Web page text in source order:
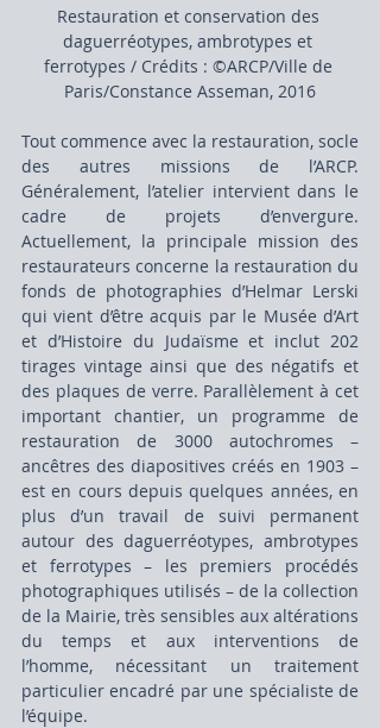
Restauration et conservation des
daguerréotypes, ambrotypes et
ferrotypes / Crédits : ©ARCP/Ville de
Paris/Constance Asseman, 2016
Tout commence avec la restauration, socle
des autres missions de l’ARCP.
Généralement, l’atelier intervient dans le
cadre de projets d’envergure.
Actuellement, la principale mission des
restaurateurs concerne la restauration du
fonds de photographies d’Helmar Lerski
qui vient d’être acquis par le Musée d’Art
et d’Histoire du Judaïsme et inclut 202
tirages vintage ainsi que des négatifs et
des plaques de verre. Parallèlement à cet
important chantier, un programme de
restauration de 3000 autochromes –
ancêtres des diapositives créés en 1903 –
est en cours depuis quelques années, en
plus d’un travail de suivi permanent
autour des daguerréotypes, ambrotypes
et ferrotypes – les premiers procédés
photographiques utilisés – de la collection
de la Mairie, très sensibles aux altérations
du temps et aux interventions de
l’homme, nécessitant un traitement
particulier encadré par une spécialiste de
l’équipe.